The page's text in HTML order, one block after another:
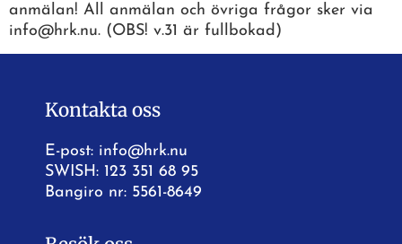
anmälan! All anmälan och övriga frågor sker via
info@hrk.nu. (OBS! v.31 är fullbokad)
Kontakta oss
E-post: info@hrk.nu
SWISH: 123 351 68 95
Bangiro nr: 5561-8649